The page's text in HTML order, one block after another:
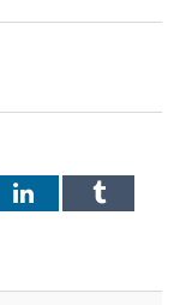
LinkedInTumblr